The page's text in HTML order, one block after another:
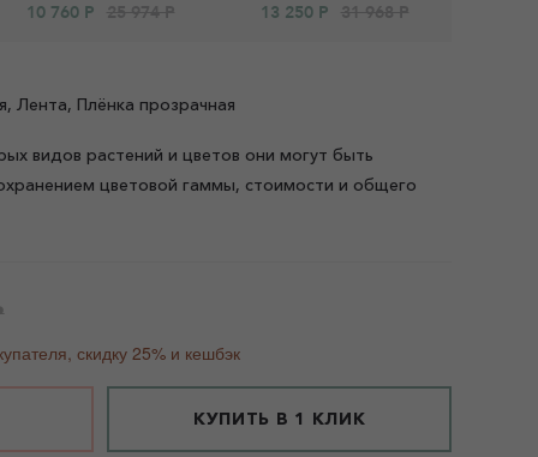
10 760 Р 25 974 Р 13 250 Р 31 968 Р
Лента, Плёнка прозрачная
видов растений и цветов они могут быть
цветовой гаммы, стоимости и общего
скидку 25% и кешбэк
КУПИТЬ В 1 КЛИК